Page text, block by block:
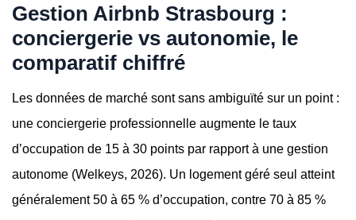
Gestion Airbnb Strasbourg :
conciergerie vs autonomie, le
comparatif chiffré
Les données de marché sont sans ambiguïté sur un point :
une conciergerie professionnelle augmente le taux
d’occupation de 15 à 30 points par rapport à une gestion
autonome (Welkeys, 2026). Un logement géré seul atteint
généralement 50 à 65 % d’occupation, contre 70 à 85 %